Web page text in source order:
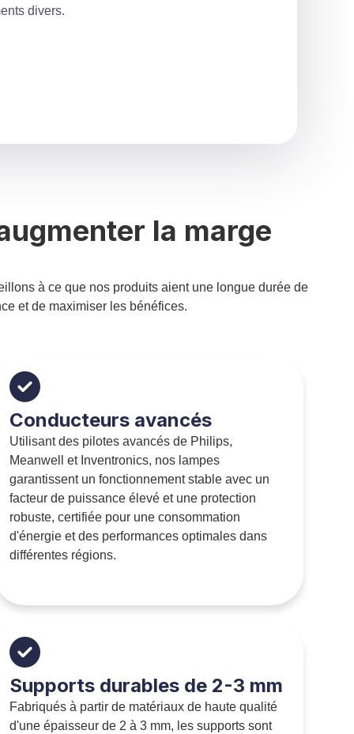
extérieures difficiles tout en offrant
murale et poteau en ciment, ce qui
extérieures difficiles tout en offrant
divers.
la marge
à ce que nos produits aient une longue durée de
et de maximiser les bénéfices.
Conducteurs avancés
Utilisant des pilotes avancés de Philips,
Meanwell et Inventronics, nos lampes
garantissent un fonctionnement stable avec un
facteur de puissance élevé et une protection
robuste, certifiée pour une consommation
d'énergie et des performances optimales dans
différentes régions.
Supports durables de 2-3 mm
Fabriqués à partir de matériaux de haute qualité
d'une épaisseur de 2 à 3 mm, les supports sont